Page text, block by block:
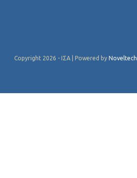
Copyright 2026 - ΙΣΑ | Powered by Noveltech